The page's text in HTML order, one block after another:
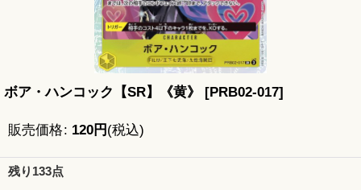
ボア・ハンコック【SR】《黄》 [PRB02-017]
販売価格: 120円 (税込)
残り133点